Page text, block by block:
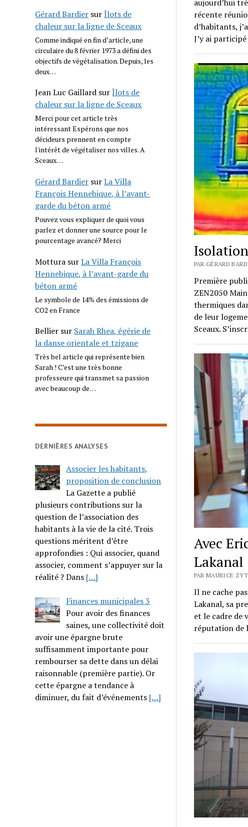
Gérard Bardier surÎlots de
chaleur sur la ligne de Sceaux
Comme indiqué en fin d’article, une
circulaire du 8 février 1973 a défini des
objectifs de végétalisation. Depuis, les
deux…
Jean Luc Gaillard surÎlots de
chaleur sur la ligne de Sceaux
Merci pour cet article très
intéressant Espérons que nos
décideurs prennent en compte
l'intérêt de végétaliser nos villes. A
Sceaux…
Gérard Bardier surLa Villa
François Hennebique, à l’avant-
garde du béton armé
Pouvez vous expliquer de quoi vous
parlez et donner une source pour le
pourcentage avancé? Merci
Mottura surLa Villa François
Hennebique, à l’avant-garde du
béton armé
Le symbole de 14% des émissions de
CO2 en France
Bellier sur Sarah Rhea, égérie de
la danse orientale et tzigane
Très bel article qui représente bien
Sarah ! C’est une très bonne
professeure qui transmet sa passion
avec beaucoup de…
DERNIÈRES ANALYSES
Associer les habitants,
proposition de conclusion
La Gazette a publié
plusieurs contributions sur la
question de l’association des
habitants à la vie de la cité. Trois
questions méritent d’être
approfondies : Qui associer, quand
associer, comment s’appuyer sur la
réalité ? Dans […]
Finances municipales 3
Pour avoir des finances
saines, une collectivité doit
avoir une épargne brute
suffisamment importante pour
rembourser sa dette dans un délai
raisonnable (première partie). Or
cette épargne a tendance à
diminuer, du fait d’événements […]
aujourd’hui
récente
d’habitants,
J’y ai
PAR GÉRARD
Première
ZEN2050
thermiques
de leur
Sceaux.
Avec
Lakanal
PAR MAURICE
Il ne cache
Lakanal, sa
et le cadre de
réputation de